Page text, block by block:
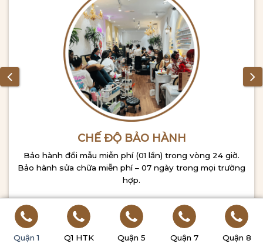
CHẾ ĐỘ BẢO HÀNH
Bảo hành đổi mẫu miễn phí (01 lần) trong vòng 24 giờ.
Bảo hành sửa chữa miễn phí – 07 ngày trong mọi trường
hợp.
Quận 1 Q1 HTK Quận 5 Quận 7 Quận 8